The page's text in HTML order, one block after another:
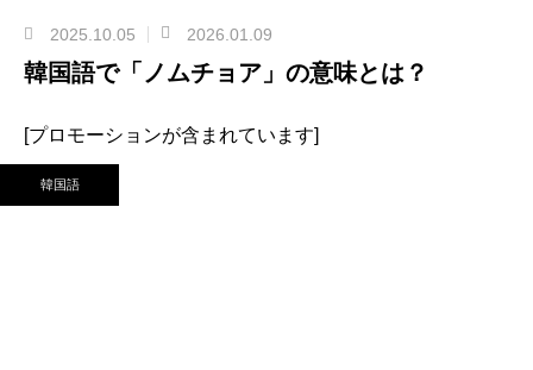
2025.10.05 2026.01.09
韓国語で「ノムチョア」の意味とは？
[プロモーションが含まれています]
韓国語